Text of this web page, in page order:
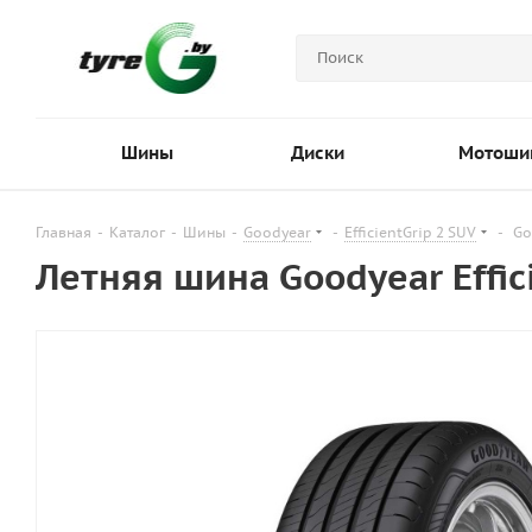
Шины Диски
Главная - Каталог - Шины - Goodyear - EfficientGrip 2 SUV -
Летняя шина Goodyear